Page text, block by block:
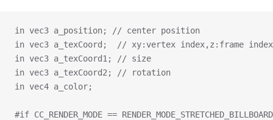
in vec3 a_position; // center position
in vec3 a_texCoord;  // xy:vertex index,z:frame index
in vec3 a_texCoord1; // size
in vec3 a_texCoord2; // rotation
in vec4 a_color;
#if CC_RENDER_MODE == RENDER_MODE_STRETCHED_BILLBOARD